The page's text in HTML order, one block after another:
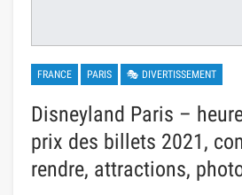
FRANCE PARIS 🎭 DIVERTISSEMENT
Disneyland Paris –
prix des billets 2021,
rendre, attractions,